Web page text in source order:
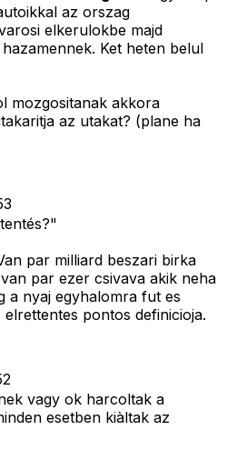
az orszag
elkerulokbe majd
Ket heten belul
mozgositanak akkora
az utakat? (plane ha
par milliard beszari birka
par ezer csivava akik neha
a nyaj egyhalomra fut es
pontos definicioja.
vagy ok harcoltak a
esetben kiàltak az